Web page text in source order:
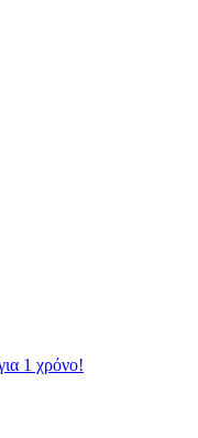
1 χρόνο!